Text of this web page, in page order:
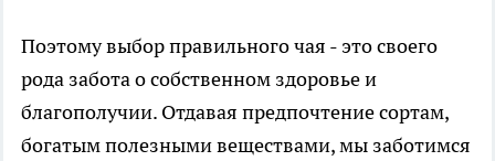
Поэтому выбор правильного чая - это своего
рода забота о собственном здоровье и
благополучии. Отдавая предпочтение сортам,
богатым полезными веществами, мы заботимся